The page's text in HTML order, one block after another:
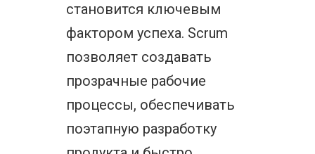
становится ключевым
фактором успеха. Scrum
позволяет создавать
прозрачные рабочие
процессы, обеспечивать
поэтапную разработку